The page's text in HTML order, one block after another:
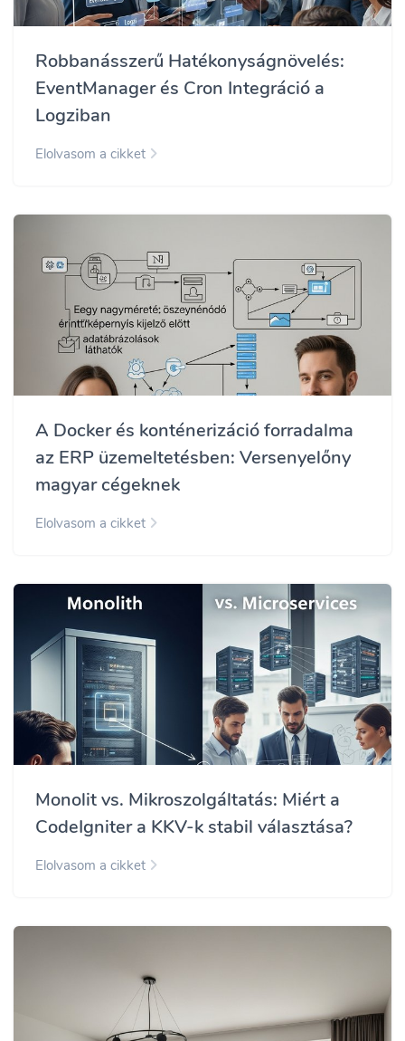
Robbanásszerű Hatékonyságnövelés:
EventManager és Cron Integráció a
Logziban
Elolvasom a cikket
A Docker és konténerizáció forradalma
az ERP üzemeltetésben: Versenyelőny
magyar cégeknek
Elolvasom a cikket
Monolit vs. Mikroszolgáltatás: Miért a
CodeIgniter a KKV-k stabil választása?
Elolvasom a cikket